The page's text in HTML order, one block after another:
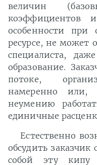
величин
коэффициентов
особенности при
ресурсе, не может
специалиста,
образование.
потоке,
намеренно или,
неумению
единичные
Естественно
обсудить
собой эту